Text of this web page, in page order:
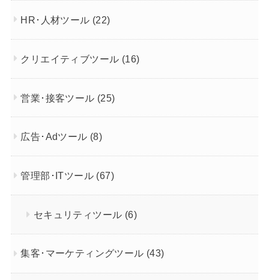
HR･人材ツール (22)
クリエイティブツール (16)
営業･接客ツール (25)
広告･Adツール (8)
管理部･ITツール (67)
セキュリティツール (6)
集客･マーケティングツール (43)